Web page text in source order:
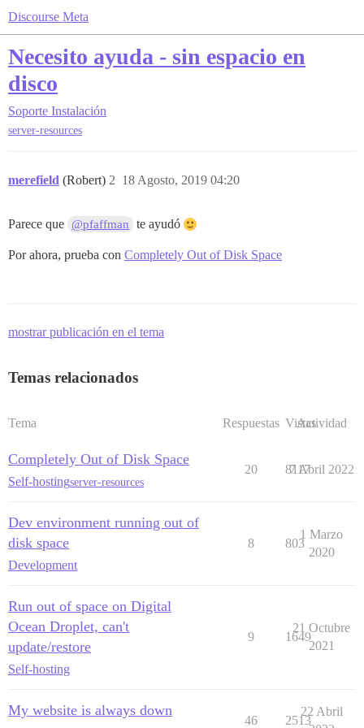
Discourse Meta
Necesito ayuda - sin espacio en
disco
Soporte Instalación
server-resources
merefield (Robert) 18 Agosto, 2019 04:20
2
Parece que @pfaffman te ayudó
Por ahora, prueba con Completely Out of Disk Space
mostrar publicación en el tema
Temas relacionados
Tema Respuestas Vistas
Actividad
Completely Out of Disk Space
Self-hostingserver-resources
20 8117
7 Abril 2022
Dev environment running out of
disk space
Development
8 803
1 Marzo
2020
Run out of space on Digital
Ocean Droplet, can't
update/restore
Self-hosting
9 1649
21 Octubre
2021
My website is always down
46 2513
22 Abril